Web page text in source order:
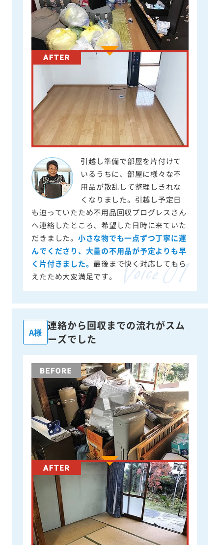
引越し準備で部屋を片付けて
いるうちに、部屋に様々な不
用品が散乱して整理しきれな
くなりました。引越し予定日
も迫っていたため不用品回収プログレスさん
へ連絡したところ、希望した日時に来ていた
だきました。 小さな物でも一点ずつ丁寧に運
んでくださり、大量の不用品が予定よりも早
く片付きました。 最後まで快く対応してもら
えたため大変満足です。
A様
連絡から回収までの流れがスム
ーズでした